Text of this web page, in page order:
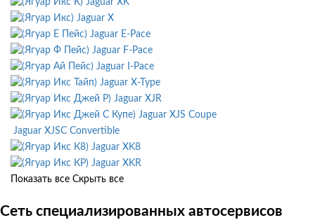
Jaguar XK
Jaguar X
Jaguar E-Pace
Jaguar F-Pace
Jaguar I-Pace
Jaguar X-Type
Jaguar XJR
Jaguar XJS Coupe
Jaguar XJSC Convertible
Jaguar XK8
Jaguar XKR
Показать все Скрыть все
Сеть специализированных автосервисов